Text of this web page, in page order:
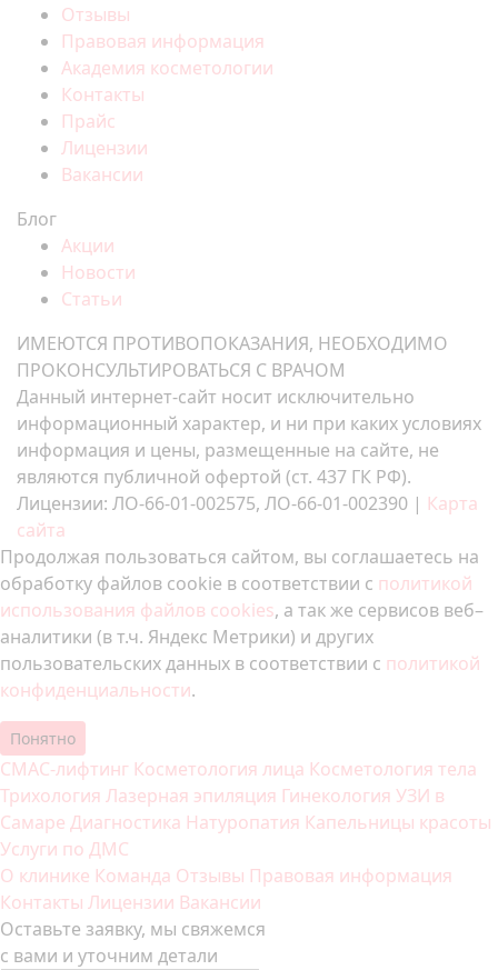
Отзывы
Правовая информация
Академия косметологии
Контакты
Прайс
Лицензии
Вакансии
Блог
Акции
Новости
Статьи
ИМЕЮТСЯ ПРОТИВОПОКАЗАНИЯ, НЕОБХОДИМО
ПРОКОНСУЛЬТИРОВАТЬСЯ С ВРАЧОМ
Данный интернет-сайт носит исключительно
информационный характер, и ни при каких условиях
информация и цены, размещенные на сайте, не
являются публичной офертой (ст. 437 ГК РФ).
Лицензии: ЛО-66-01-002575, ЛО-66-01-002390 | Карта
сайта
Продолжая пользоваться сайтом, вы соглашаетесь на
обработку файлов cookie в соответствии с политикой
использования файлов cookies, а так же сервисов веб–
аналитики (в т.ч. Яндекс Метрики) и других
пользовательских данных в соответствии с политикой
конфиденциальности.
Понятно
СМАС-лифтинг Косметология лица Косметология тела
Трихология Лазерная эпиляция Гинекология УЗИ в
Самаре Диагностика Натуропатия Капельницы красоты
Услуги по ДМС
О клинике Команда Отзывы Правовая информация
Контакты Лицензии Вакансии
Оставьте заявку, мы свяжемся
с вами и уточним детали